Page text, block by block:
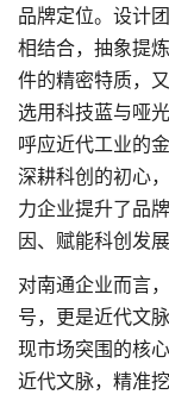
品牌定位。设计
相结合，抽象提
件的精密特质，
选用科技蓝与哑
呼应近代工业的
深耕科创的初心
力企业提升了品
因、赋能科创发展
对南通企业而言
号，更是近代文
现市场突围的核
近代文脉，精准